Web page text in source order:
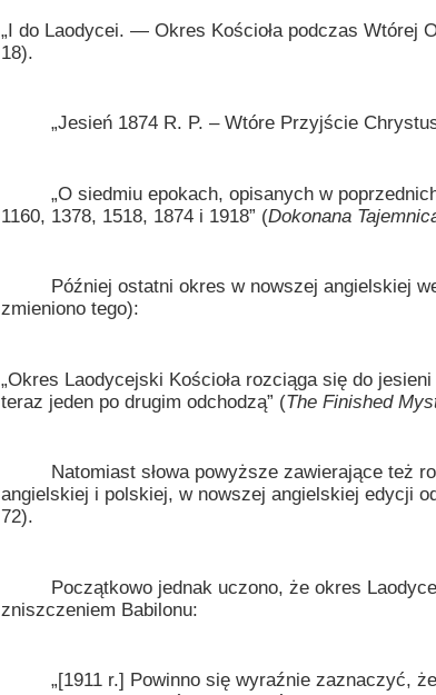
„I do Laodycei. — Okres Kościoła podczas Wtórej
18).
„Jesień 1874 R. P. – Wtóre Przyjście
„O siedmiu epokach, opisanych w poprzednich
1160, 1378, 1518, 1874 i 1918” (Dokonana
Później ostatni okres w nowszej angielskiej
zmieniono tego):
„Okres Laodycejski Kościoła rozciąga się do
teraz jeden po drugim odchodzą” (The Finished
Natomiast słowa powyższe zawierające też rok
angielskiej i polskiej, w nowszej angielskiej edycji
72).
Początkowo jednak uczono, że okres
zniszczeniem Babilonu:
„[1911 r.] Powinno się wyraźnie zaznaczyć, że